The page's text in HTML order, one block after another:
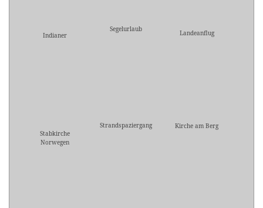
Indianer
Segelurlaub Landeanflug
Stabkirche
Norwegen
Strandspaziergang Kirche am Berg